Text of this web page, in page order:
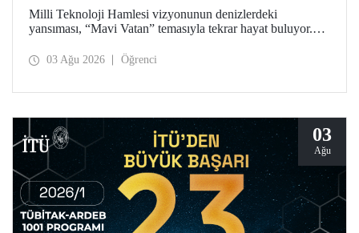
Milli Teknoloji Hamlesi vizyonunun denizlerdeki
yansıması, “Mavi Vatan” temasıyla tekrar hayat buluyor.
tarihlerinde Gölcük Tersanesi Komutanlığı’nda
03 Ağu 2026 Öğrenci
03
Ağu